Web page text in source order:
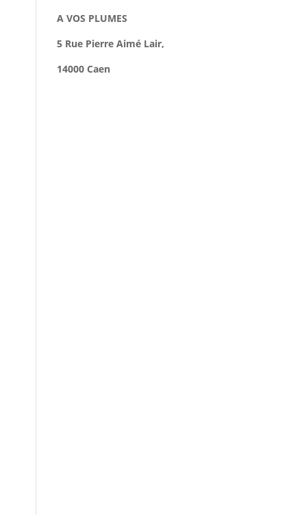
A VOS PLUMES
5 Rue Pierre Aimé Lair,
14000 Caen